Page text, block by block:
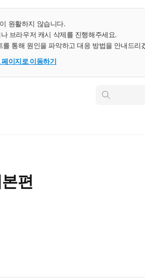
원활하지 않습니다.
브라우저 캐시 삭제를 진행해주세요.
통해 원인을 파악하고 대응 방법을 안내드리
페이지로 이동하기
인
편